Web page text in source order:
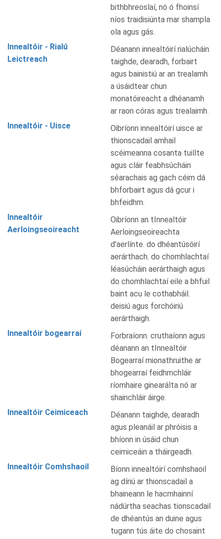
bithbhreoslaí, nó ó fhoinsí
níos traidisiúnta mar shampla
ola agus gás.
Innealtóir - Rialú
Leictreach
Déanann innealtóirí rialúcháin
taighde, dearadh, forbairt
agus bainistiú ar an trealamh
a úsáidtear chun
monatóireacht a dhéanamh
ar raon córas agus trealaimh.
Innealtóir - Uisce
Oibríonn innealtóirí uisce ar
thionscadail amhail
scéimeanna cosanta tuillte
agus cláir feabhsúcháin
séarachais ag gach céim dá
bhforbairt agus dá gcur i
bhfeidhm.
Innealtóir
Aerloingseoireacht
Oibríonn an tInnealtóir
Aerloingseoireachta
d’aerlínte. do dhéantúsóirí
aerárthach. do chomhlachtaí
léasúcháin aerárthaigh agus
do chomhlachtaí eile a bhfuil
baint acu le cothabháil.
deisiú agus forchóiriú
aerárthaigh.
Innealtóir bogearraí
Forbraíonn. cruthaíonn agus
déanann an tInnealtóir
Bogearraí mionathruithe ar
bhogearraí feidhmchláir
ríomhaire ginearálta nó ar
shainchláir áirge.
Innealtóir Ceimiceach
Déanann taighde, dearadh
agus pleanáil ar phróisis a
bhíonn in úsáid chun
ceimiceáin a tháirgeadh.
Innealtóir Comhshaoil
Bíonn innealtóirí comhshaoil
ag díriú ar thionscadail a
bhaineann le hacmhainní
nádúrtha seachas tionscadail
de dhéantús an duine agus
tugann tús áite do chosaint